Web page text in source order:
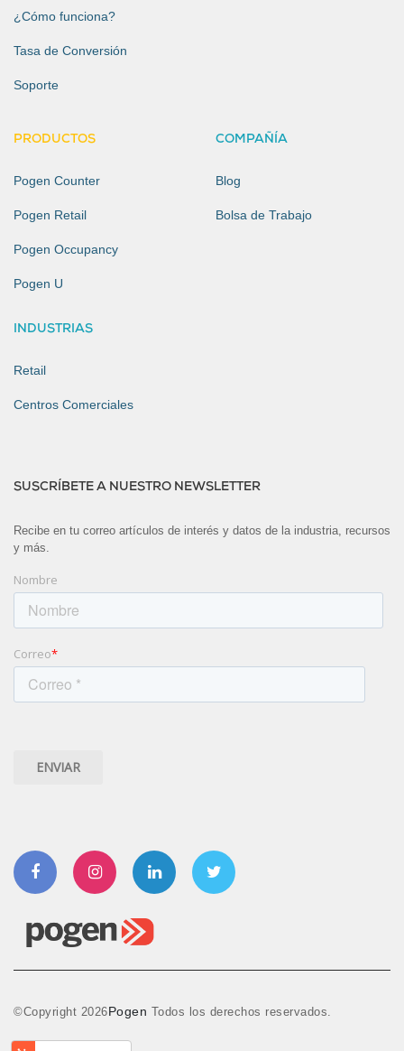
¿Cómo funciona?
Tasa de Conversión
Soporte
PRODUCTOS
Pogen Counter
Pogen Retail
Pogen Occupancy
Pogen U
INDUSTRIAS
Retail
Centros Comerciales
COMPAÑÍA
Blog
Bolsa de Trabajo
SUSCRÍBETE A NUESTRO NEWSLETTER
Recibe en tu correo artículos de interés y datos de la industria, recursos
y más.
Nombre
Correo*
InstagramLinkedin
©Copyright 2026Pogen Todos los derechos reservados.